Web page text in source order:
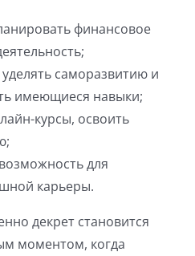
финансовое
саморазвитию и
имеющиеся навыки;
курсы, освоить
для
карьеры.
декрет становится
моментом, когда